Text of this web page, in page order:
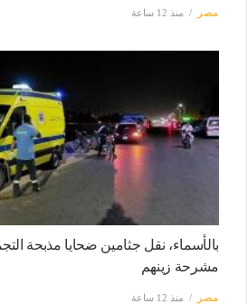
مصر منذ 12 ساعة
بالأسماء، نقل جثامين ضحايا مذبحة
مشرحة زينهم
مصر منذ 12 ساعة